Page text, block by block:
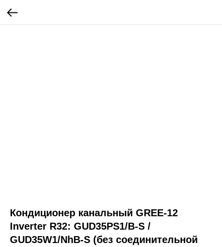
Кондиционер канальный GREE-12
Inverter R32: GUD35PS1/B-S /
GUD35W1/NhB-S (без соединительной